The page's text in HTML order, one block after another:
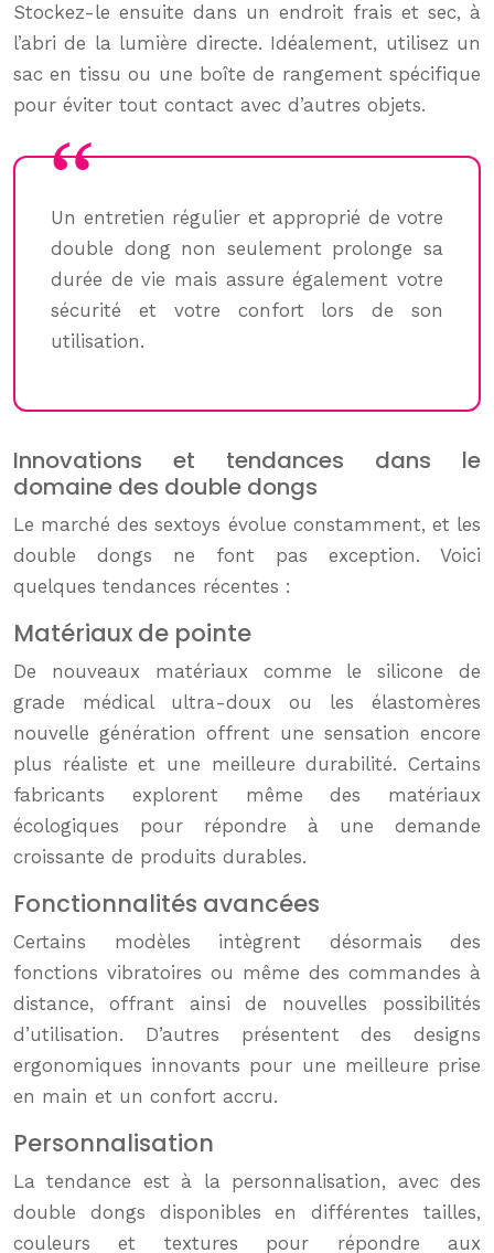
Stockez-le ensuite dans un endroit frais et sec, à
l’abri de la lumière directe. Idéalement, utilisez un
sac en tissu ou une boîte de rangement spécifique
pour éviter tout contact avec d’autres objets.
Un entretien régulier et approprié de votre
double dong non seulement prolonge sa
durée de vie mais assure également votre
sécurité et votre confort lors de son
utilisation.
Innovations et tendances dans le
domaine des double dongs
Le marché des sextoys évolue constamment, et les
double dongs ne font pas exception. Voici
quelques tendances récentes :
Matériaux de pointe
De nouveaux matériaux comme le silicone de
grade médical ultra-doux ou les élastomères
nouvelle génération offrent une sensation encore
plus réaliste et une meilleure durabilité. Certains
fabricants explorent même des matériaux
écologiques pour répondre à une demande
croissante de produits durables.
Fonctionnalités avancées
Certains modèles intègrent désormais des
fonctions vibratoires ou même des commandes à
distance, offrant ainsi de nouvelles possibilités
d’utilisation. D’autres présentent des designs
ergonomiques innovants pour une meilleure prise
en main et un confort accru.
Personnalisation
La tendance est à la personnalisation, avec des
double dongs disponibles en différentes tailles,
couleurs et textures pour répondre aux